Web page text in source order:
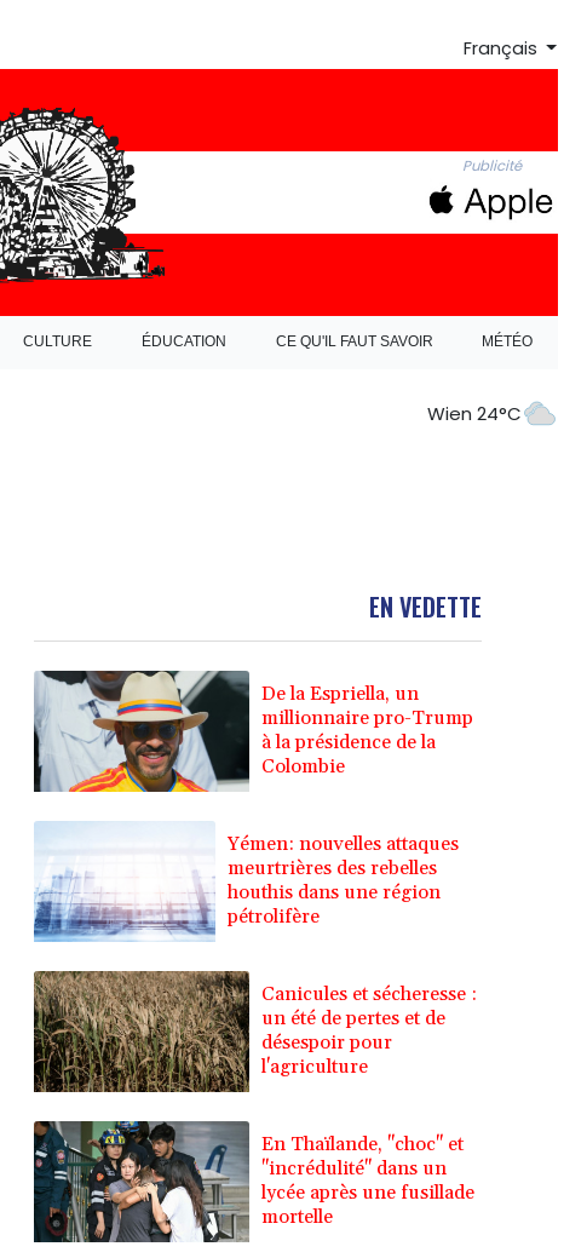
Français
Publicité
CULTURE ÉDUCATION CE QU'IL FAUT SAVOIR MÉTÉO
Wien 24°C
EN VEDETTE
De la Espriella, un
millionnaire pro-Trump
à la présidence de la
Colombie
Yémen: nouvelles attaques
meurtrières des rebelles
houthis dans une région
pétrolifère
Canicules et sécheresse :
un été de pertes et de
désespoir pour
l'agriculture
En Thaïlande, "choc" et
"incrédulité" dans un
lycée après une fusillade
mortelle